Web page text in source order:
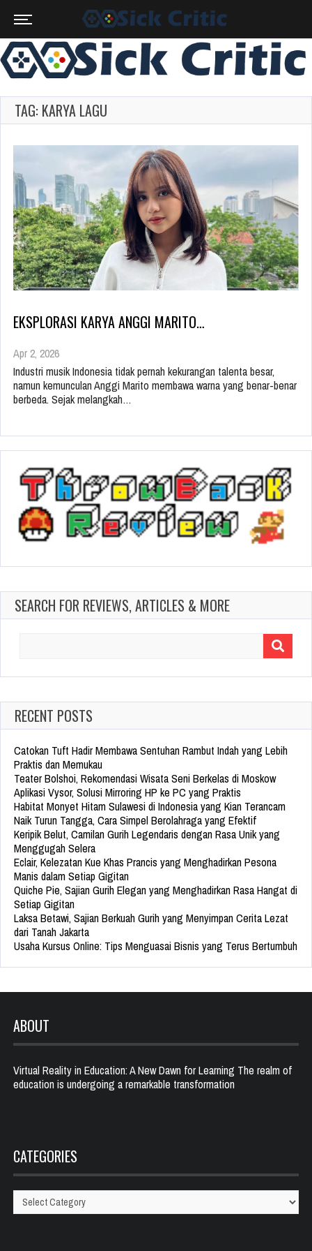
TAG: KARYA LAGU
EKSPLORASI KARYA ANGGI MARITO…
Apr 2, 2026
Industri musik Indonesia tidak pernah kekurangan talenta besar,
namun kemunculan Anggi Marito membawa warna yang benar-benar
berbeda. Sejak melangkah…
SEARCH FOR REVIEWS, ARTICLES & MORE
RECENT POSTS
Catokan Tuft Hadir Membawa Sentuhan Rambut Indah yang Lebih
Praktis dan Memukau
Teater Bolshoi, Rekomendasi Wisata Seni Berkelas di Moskow
Aplikasi Vysor, Solusi Mirroring HP ke PC yang Praktis
Habitat Monyet Hitam Sulawesi di Indonesia yang Kian Terancam
Naik Turun Tangga, Cara Simpel Berolahraga yang Efektif
Keripik Belut, Camilan Gurih Legendaris dengan Rasa Unik yang
Menggugah Selera
Eclair, Kelezatan Kue Khas Prancis yang Menghadirkan Pesona
Manis dalam Setiap Gigitan
Quiche Pie, Sajian Gurih Elegan yang Menghadirkan Rasa Hangat di
Setiap Gigitan
Laksa Betawi, Sajian Berkuah Gurih yang Menyimpan Cerita Lezat
dari Tanah Jakarta
Usaha Kursus Online: Tips Menguasai Bisnis yang Terus Bertumbuh
ABOUT
Virtual Reality in Education: A New Dawn for Learning The realm of
education is undergoing a remarkable transformation
CATEGORIES
Categories